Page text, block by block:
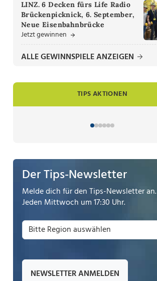
LINZ. 6 Decken fürs Life Radio
Brückenpicknick, 6. September,
Neue Eisenbahnbrücke
Jetzt gewinnen
ALLE GEWINNSPIELE ANZEIGEN
TIPS AKTIONEN
Der Tips-Newsletter
Melde dich für den Tips-Newsletter an.
Jeden Mittwoch um 17:30 Uhr.
NEWSLETTER ANMELDEN